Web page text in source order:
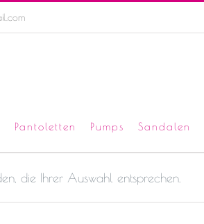
Pantoletten Pumps Sandalen
die Ihrer Auswahl entsprechen.